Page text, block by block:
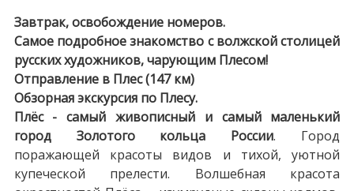
Завтрак, освобождение номеров.
Самое подробное знакомство с волжской столицей
русских художников, чарующим Плесом!
Отправление в Плес (147 км)
Обзорная экскурсия по Плесу.
Плёс - самый живописный и самый маленький
город Золотого кольца России. Город
поражающей красоты видов и тихой, уютной
купеческой прелести. Волшебная красота